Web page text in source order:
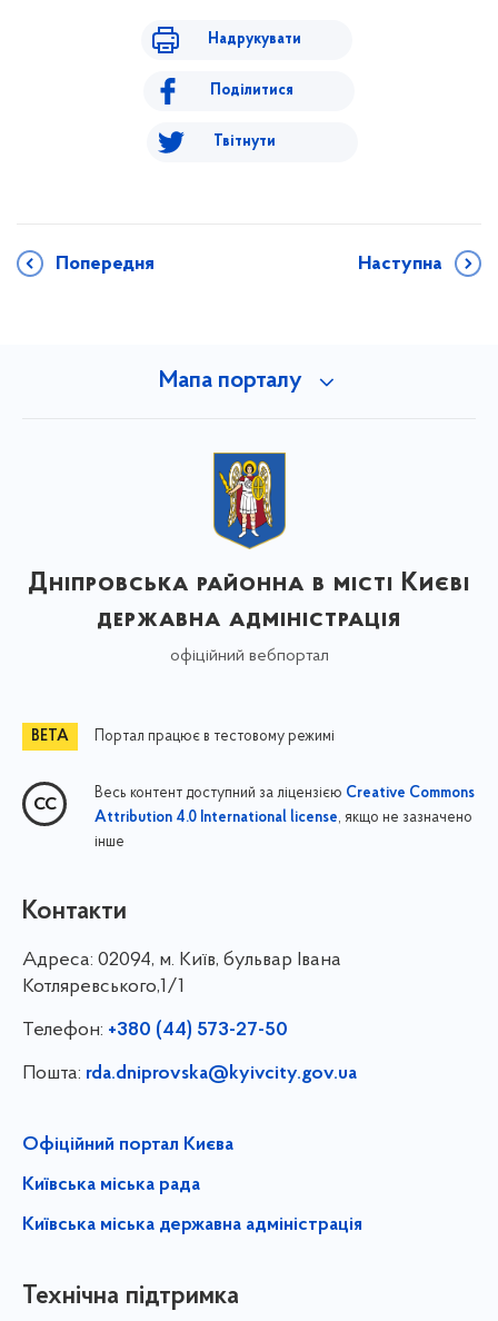
Надрукувати
Поділитися
Твітнути
Попередня Наступна
Мапа порталу
Дніпровська районна в місті Києві
державна адміністрація
офіційний вебпортал
Портал працює в тестовому режимі
Весь контент доступний за ліцензією Creative Commons
Attribution 4.0 International license, якщо не зазначено
інше
Контакти
Адреса: 02094, м. Київ, бульвар Івана
Котляревського,1/1
Телефон: +380 (44) 573-27-50
Пошта: rda.dniprovska@kyivcity.gov.ua
Офіційний портал Києва
Київська міська рада
Київська міська державна адміністрація
Технічна підтримка